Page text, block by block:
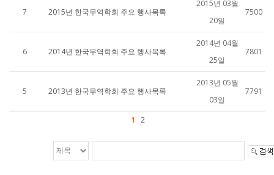
7 2015년 한국무역학회 주요 행사목록
2015년 03월
20일
7500
6 2014년 한국무역학회 주요 행사목록
2014년 04월
25일
7801
5 2013년 한국무역학회 주요 행사목록
2013년 05월
03일
7791
1 2